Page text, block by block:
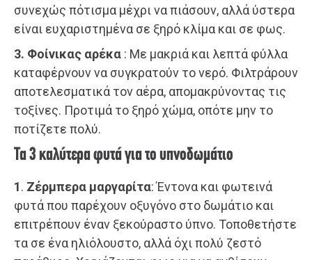
συνεχώς πότισμα μέχρι να πιάσουν, αλλά ύστερα
είναι ευχαριστημένα σε ξηρό κλίμα και σε φως.
3. Φοίνικας αρέκα : Με μακριά και λεπτά φύλλα
καταφέρνουν να συγκρατούν το νερό. Φιλτράρουν
αποτελεσματικά τον αέρα, απομακρύνοντας τις
τοξίνες. Προτιμά το ξηρό χώμα, οπότε μην το
ποτίζετε πολύ.
Τα 3 καλύτερα φυτά για το υπνοδωμάτιο
1. Ζέρμπερα μαργαρίτα: Έντονα και φωτεινά
φυτά που παρέχουν οξυγόνο στο δωμάτιο και
επιτρέπουν έναν ξεκούραστο ύπνο. Τοποθετήστε
τα σε ένα ηλιόλουστο, αλλά όχι πολύ ζεστό